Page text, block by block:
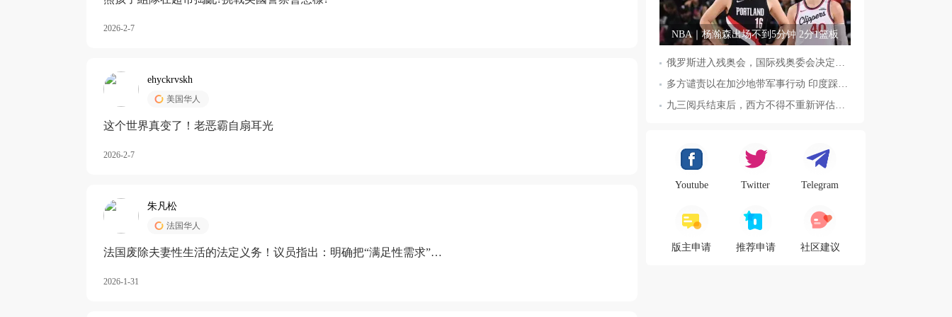
2026-2-7
ehyckrvskh
美国华人
这个世界真变了！老恶霸自扇耳光
2026-2-7
朱凡松
法国华人
法国废除夫妻性生活的法定义务！议员指出：明确把“满足性需求”排
2026-1-31
NBA｜杨瀚森出场不到5分钟 2分1篮板
Youtube Twitter Telegram
版主申请 推荐申请 社区建议